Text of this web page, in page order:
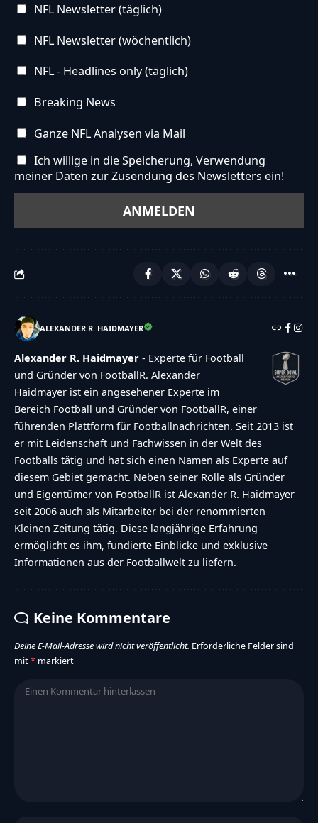
NFL Newsletter (täglich)
NFL Newsletter (wöchentlich)
NFL - Headlines only (täglich)
Breaking News
Ganze NFL Analysen via Mail
Ich willige in die Speicherung, Verwendung
meiner Daten zur Zusendung des Newsletters ein!
ALEXANDER R. HAIDMAYER
Alexander R. Haidmayer - Experte für Football
und Gründer von FootballR. Alexander
Haidmayer ist ein angesehener Experte im
Bereich Football und Gründer von FootballR, einer
führenden Plattform für Footballnachrichten. Seit 2013 ist
er mit Leidenschaft und Fachwissen in der Welt des
Footballs tätig und hat sich einen Namen als Experte auf
diesem Gebiet gemacht. Neben seiner Rolle als Gründer
und Eigentümer von FootballR ist Alexander R. Haidmayer
seit 2006 auch als Mitarbeiter bei der renommierten
Kleinen Zeitung tätig. Diese langjährige Erfahrung
ermöglicht es ihm, fundierte Einblicke und exklusive
Informationen aus der Footballwelt zu liefern.
Keine Kommentare
Deine E-Mail-Adresse wird nicht veröffentlicht. Erforderliche Felder sind
mit* markiert